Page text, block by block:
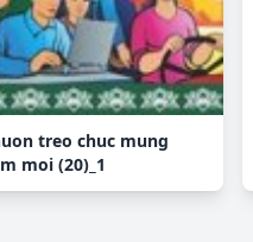
treo chuc mung
moi (20)_1